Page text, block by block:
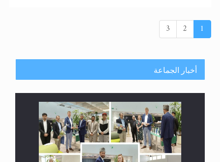
1
2
3
أخبار الجماعة